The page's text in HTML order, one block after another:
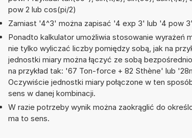
pow 2 lub cos(pi/2)
Zamiast '4^3' można zapisać '4 exp 3' lub '4 pow
Ponadto kalkulator umożliwia stosowanie wyrażeń
nie tylko wyliczać liczby pomiędzy sobą, jak na
jednostki miary można łączyć ze sobą
na przykład tak: '67 Ton-force + 82 Sthène' lub
Oczywiście jednostki miary połączone w ten
sens w danej kombinacji.
W razie potrzeby wynik można zaokrąglić do
ma to sens.